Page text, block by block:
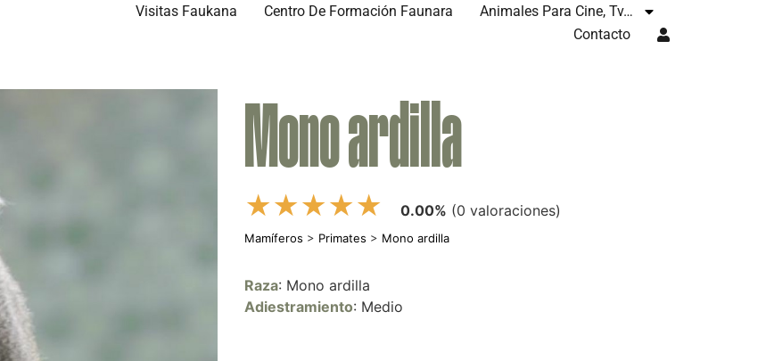
Visitas Faukana Centro De Formación Faunara
Animales Para Cine, Tv…
Contacto
Mono ardilla
★★★★★ 0.00% (0 valoraciones)
Mamíferos > Primates > Mono ardilla
Raza: Mono ardilla
Adiestramiento: Medio